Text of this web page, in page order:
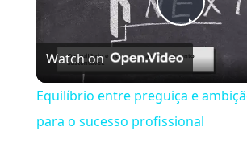
Play
Video
Watch on
Equilíbrio entre preguiça e
para o sucesso profissional